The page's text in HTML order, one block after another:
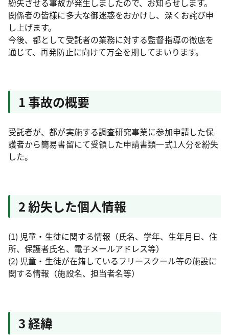
紛失させる事故が発生しましたので、お知らせします。
関係者の皆様に多大な御迷惑をおかけし、深くお詫び申
し上げます。
今後、都として受託者の業務に対する監督指導の徹底を
通じて、再発防止に向けて万全を期してまいります。
1 事故の概要
受託者が、都が実施する調査研究事業に参加申請した保
護者から簡易書留にて受領した申請書類一式1人分を紛失
した。
2 紛失した個人情報
(1) 児童・生徒に関する情報（氏名、学年、生年月日、住
所、保護者氏名、電子メールアドレス等）
(2) 児童・生徒が在籍しているフリースクール等の施設に
関する情報（施設名、担当者名等）
3 経緯